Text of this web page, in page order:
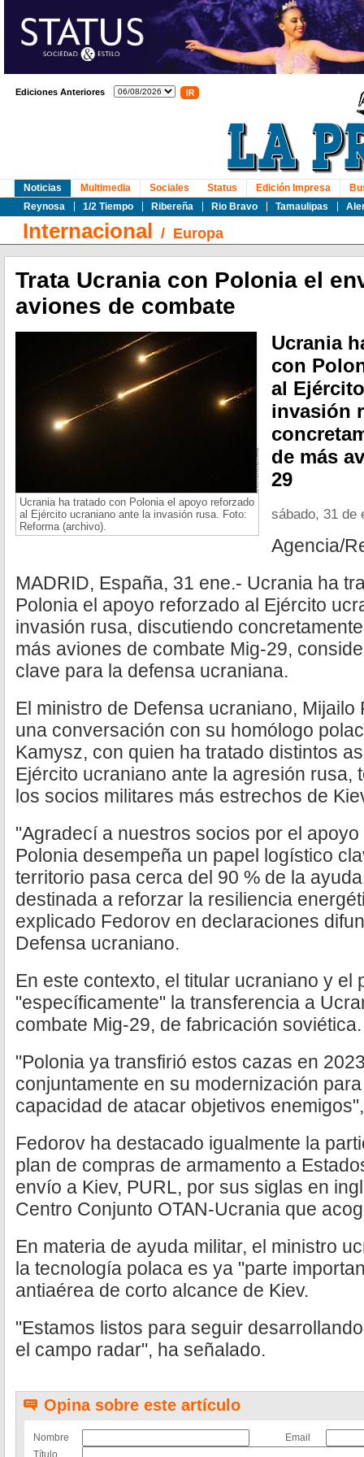
Ediciones Anteriores
Noticias
Reynosa
1/2 Tiempo Ribereña Rio Bravo Tamaulipas
Multimedia Sociales Status Edición Impresa
Internacional / Europa
Trata Ucrania con Polonia el
aviones de combate
Ucrania ha tratado con Polonia el apoyo reforzado
al Ejército ucraniano ante la invasión rusa. Foto:
Reforma (archivo).
Ucrania
con
al
invasión
de más
29
sábado, 31 de
Agencia/
MADRID, España, 31 ene.- Ucrania ha
Polonia el apoyo reforzado al Ejército
invasión rusa, discutiendo
más aviones de combate Mig-29,
clave para la defensa ucraniana.
El ministro de Defensa ucraniano, Mijailo
una conversación con su homólogo
Kamysz, con quien ha tratado distintos
Ejército ucraniano ante la agresión rusa,
los socios militares más estrechos de
"Agradecí a nuestros socios por el
Polonia desempeña un papel logístico
territorio pasa cerca del 90 % de la
destinada a reforzar la resiliencia
explicado Fedorov en declaraciones
Defensa ucraniano.
En este contexto, el titular ucraniano y el
"específicamente" la transferencia a
combate Mig-29, de fabricación soviética.
"Polonia ya transfirió estos cazas en
conjuntamente en su modernización
capacidad de atacar objetivos
Fedorov ha destacado igualmente la
plan de compras de armamento a
envío a Kiev, PURL, por sus siglas en
Centro Conjunto OTAN-Ucrania que
En materia de ayuda militar, el ministro
la tecnología polaca es ya "parte
antiaérea de corto alcance de Kiev.
"Estamos listos para seguir
el campo radar", ha señalado.
Opina sobre este artículo
Nombre
Email
Título